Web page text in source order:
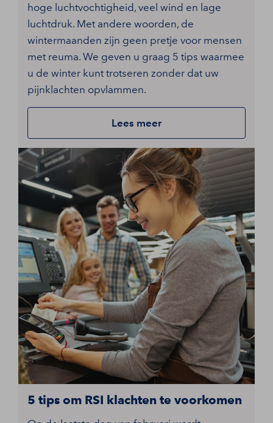
hoge luchtvochtigheid, veel wind en lage
luchtdruk. Met andere woorden, de
wintermaanden zijn geen pretje voor mensen
met reuma. We geven u graag 5 tips waarmee
u de winter kunt trotseren zonder dat uw
pijnklachten opvlammen.
Lees meer
5 tips om RSI klachten te voorkomen